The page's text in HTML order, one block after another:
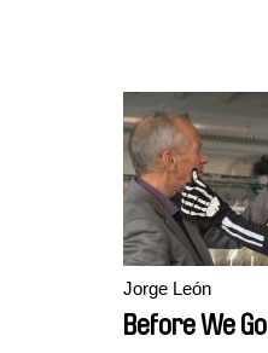
Jorge León
Before We Go